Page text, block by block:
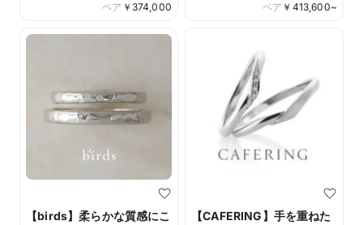
￥ 374,000
ペア
￥ 413,600~
ペア
【birds】柔らかな質感にこ
【CAFERING】手を重ねた